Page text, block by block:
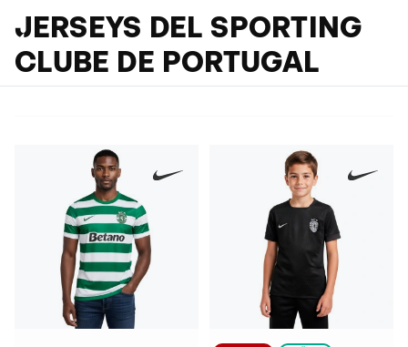
JERSEYS DEL SPORTING
CLUBE DE PORTUGAL